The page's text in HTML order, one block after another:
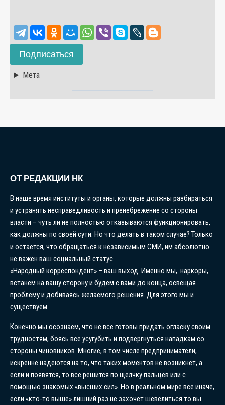
Подписаться
Мета
ОТ РЕДАКЦИИ НК
В наше время институты и органы, которые должны разбираться
и устранять несправедливость и пренебрежение со стороны
власти – чуть ли не полностью отказываются функционировать,
как должны по своей сути. Но что делать в таком случае? Только
и остается, что обращаться к независимым СМИ, им абсолютно
не важен ваш социальный статус.
«Народный корреспондент» – ваш выход. Именно мы, наркоры,
встанем на вашу сторону и будем с вами до конца, освещая
проблему и добиваясь желаемого решения. Для этого мы и
существуем.
Конечно мы осознаем, что не все готовы придать огласку своим
трудностям, боясь все усугубить и подвергнуться нападкам со
стороны чиновников. Многие, в том числе предприниматели,
искренне надеются на то, что таких моментов не возникнет, а
если и появятся, то все решится по щелчку пальцев или с
помощью знакомых «высших сил». Но в реальном мире все иначе,
если «кто-то выше» лишний раз не захочет шевелиться то вы